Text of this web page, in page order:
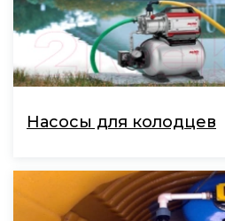
Насосы для колодцев